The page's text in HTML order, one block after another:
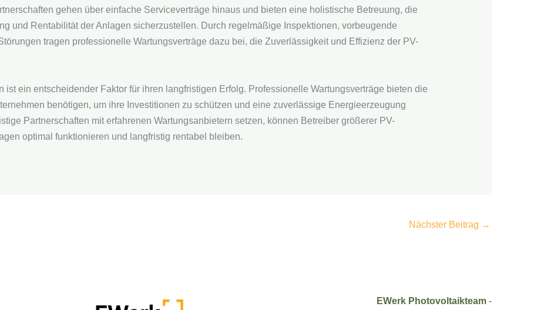
gehen über einfache Serviceverträge hinaus und bieten eine holistische Betreuung, die
und Rentabilität der Anlagen sicherzustellen. Durch regelmäßige Inspektionen, vorbeugende
tragen professionelle Wartungsverträge dazu bei, die Zuverlässigkeit und Effizienz der PV-
ist ein entscheidender Faktor für ihren langfristigen Erfolg. Professionelle Wartungsverträge bieten die
benötigen, um ihre Investitionen zu schützen und eine zuverlässige Energieerzeugung
Partnerschaften mit erfahrenen Wartungsanbietern setzen, können Betreiber größerer PV-
optimal funktionieren und langfristig rentabel bleiben.
Nächster Beitrag →
EWerk Photovoltaikteam-